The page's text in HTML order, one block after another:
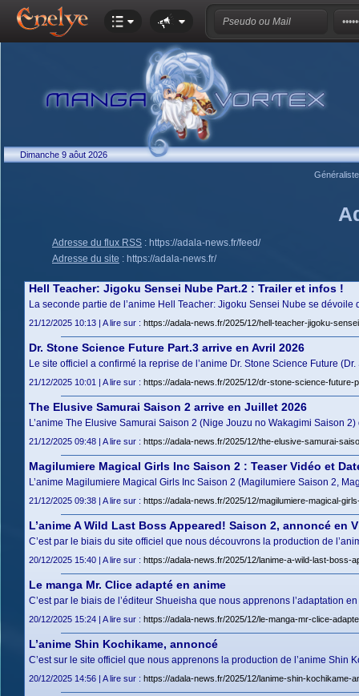
Dimanche 9 aôut 2026
Adresse du flux RSS : https://adala-news.fr/feed/
Adresse du site : https://adala-news.fr/
Hell Teacher: Jigoku Sensei Nube Part.2 : Trailer et infos !
La seconde partie de l’anime Hell Teacher: Jigoku Sensei Nube se
21/12/2025 10:13 | A lire sur : https://adala-news.fr/2025/12/hell-teacher-jigoku-
Dr. Stone Science Future Part.3 arrive en Avril 2026
Le site officiel a confirmé la reprise de l’anime Dr. Stone Science Future
21/12/2025 10:01 | A lire sur : https://adala-news.fr/2025/12/dr-stone-science-future-
The Elusive Samurai Saison 2 arrive en Juillet 2026
L’anime The Elusive Samurai Saison 2 (Nige Jouzu no Wakagimi Saison
21/12/2025 09:48 | A lire sur : https://adala-news.fr/2025/12/the-elusive-samurai-
Magilumiere Magical Girls Inc Saison 2 : Teaser Vidéo et
L’anime Magilumiere Magical Girls Inc Saison 2 (Magilumiere Saison 2,
21/12/2025 09:38 | A lire sur : https://adala-news.fr/2025/12/magilumiere-magical-
L’anime A Wild Last Boss Appeared! Saison 2, annoncé en
C’est par le biais du site officiel que nous découvrons la production de
20/12/2025 15:40 | A lire sur : https://adala-news.fr/2025/12/lanime-a-wild-last-boss-
Le manga Mr. Clice adapté en anime
C’est par le biais de l’éditeur Shueisha que nous apprenons l’adaptation
20/12/2025 15:24 | A lire sur : https://adala-news.fr/2025/12/le-manga-mr-clice-
L’anime Shin Kochikame, annoncé
C’est sur le site officiel que nous apprenons la production de l’anime
20/12/2025 14:56 | A lire sur : https://adala-news.fr/2025/12/lanime-shin-kochikame-